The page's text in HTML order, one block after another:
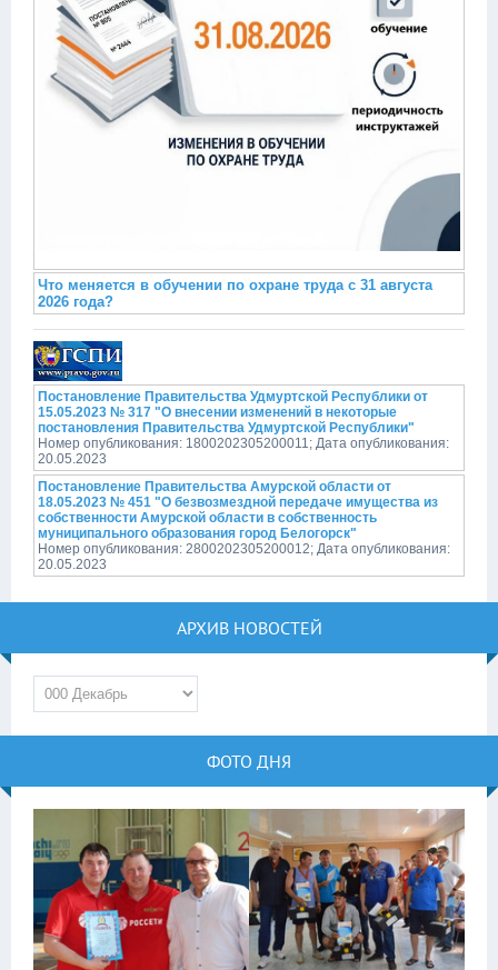
Что меняется в обучении по охране труда с 31 августа
2026 года?
Постановление Правительства Удмуртской Республики от
15.05.2023 № 317 "О внесении изменений в некоторые
постановления Правительства Удмуртской Республики"
Номер опубликования: 1800202305200011; Дата опубликования:
20.05.2023
Постановление Правительства Амурской области от
18.05.2023 № 451 "О безвозмездной передаче имущества из
собственности Амурской области в собственность
муниципального образования город Белогорск"
Номер опубликования: 2800202305200012; Дата опубликования:
20.05.2023
АРХИВ НОВОСТЕЙ
ФОТО ДНЯ